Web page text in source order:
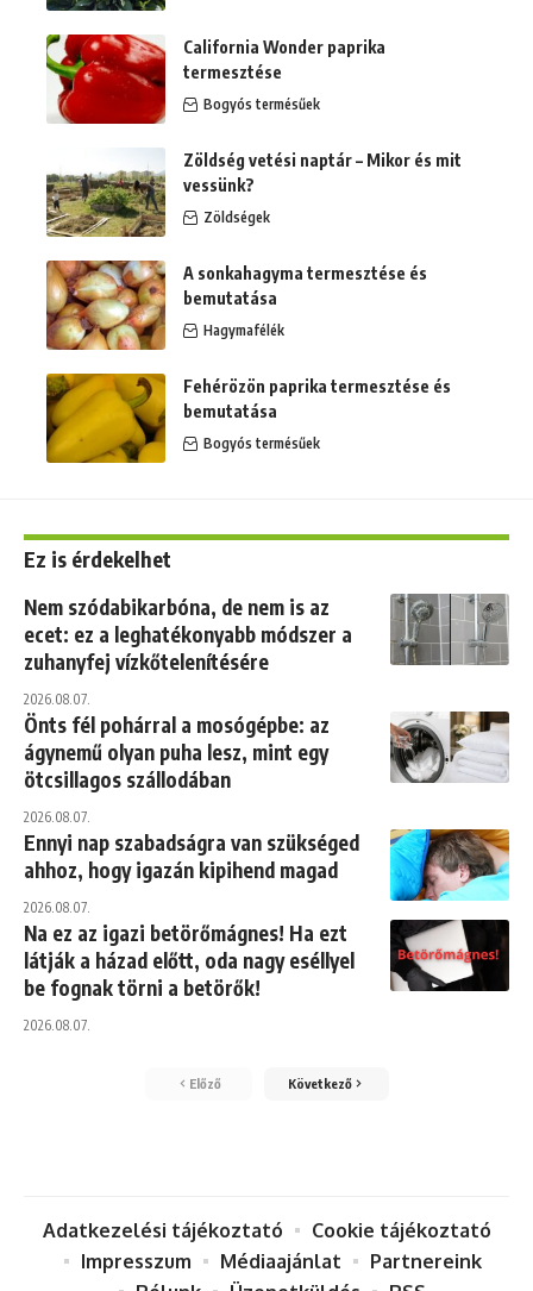
California Wonder paprika
termesztése
Bogyós termésűek
Zöldség vetési naptár – Mikor és mit
vessünk?
Zöldségek
A sonkahagyma termesztése és
bemutatása
Hagymafélék
Fehérözön paprika termesztése és
bemutatása
Bogyós termésűek
Ez is érdekelhet
Nem szódabikarbóna, de nem is az
ecet: ez a leghatékonyabb módszer a
zuhanyfej vízkőtelenítésére
2026.08.07.
Önts fél pohárral a mosógépbe: az
ágynemű olyan puha lesz, mint egy
ötcsillagos szállodában
2026.08.07.
Ennyi nap szabadságra van szükséged
ahhoz, hogy igazán kipihend magad
2026.08.07.
Na ez az igazi betörőmágnes! Ha ezt
látják a házad előtt, oda nagy eséllyel
be fognak törni a betörők!
2026.08.07.
Előző Következő
Adatkezelési tájékoztató
Cookie tájékoztató
Impresszum
Médiaajánlat
Partnereink